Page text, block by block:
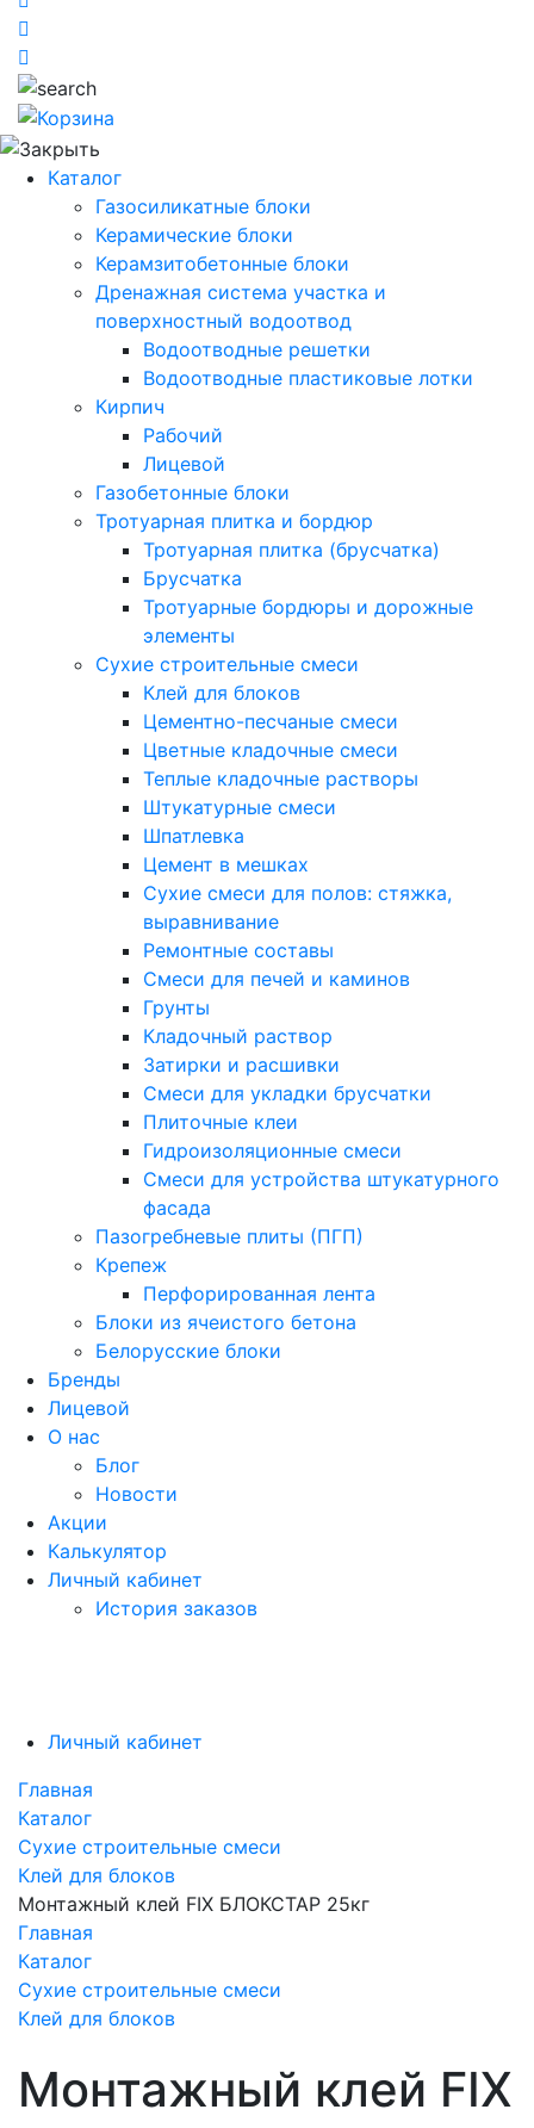
Каталог
Газосиликатные блоки
Керамические блоки
Керамзитобетонные блоки
Дренажная система участка и
поверхностный водоотвод
Водоотводные решетки
Водоотводные пластиковые лотки
Кирпич
Рабочий
Лицевой
Газобетонные блоки
Тротуарная плитка и бордюр
Тротуарная плитка (брусчатка)
Брусчатка
Тротуарные бордюры и дорожные
элементы
Сухие строительные смеси
Клей для блоков
Цементно-песчаные смеси
Цветные кладочные смеси
Теплые кладочные растворы
Штукатурные смеси
Шпатлевка
Цемент в мешках
Сухие смеси для полов: стяжка,
выравнивание
Ремонтные составы
Смеси для печей и каминов
Грунты
Кладочный раствор
Затирки и расшивки
Смеси для укладки брусчатки
Плиточные клеи
Гидроизоляционные смеси
Смеси для устройства штукатурного
фасада
Пазогребневые плиты (ПГП)
Крепеж
Перфорированная лента
Блоки из ячеистого бетона
Белорусские блоки
Бренды
Лицевой
О нас
Блог
Новости
Акции
Калькулятор
Личный кабинет
История заказов
Личный кабинет
Главная
Каталог
Сухие строительные смеси
Клей для блоков
Монтажный клей FIX БЛОКСТАР 25кг
Главная
Каталог
Сухие строительные смеси
Клей для блоков
Монтажный клей FIX